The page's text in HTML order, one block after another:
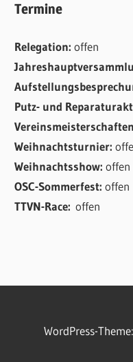
Termine
Relegation:offen
Putz- und
Weihnachtsturnier:
Weihnachtsshow:offen
OSC-Sommerfest:offen
TTVN-Race:offen
WordPress-